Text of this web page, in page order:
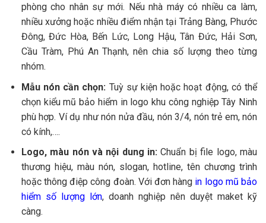
phòng cho nhân sự mới. Nếu nhà máy có nhiều ca làm,
nhiều xưởng hoặc nhiều điểm nhận tại Trảng Bàng, Phước
Đông, Đức Hòa, Bến Lức, Long Hậu, Tân Đức, Hải Sơn,
Cầu Tràm, Phú An Thạnh, nên chia số lượng theo từng
nhóm.
Mẫu nón cần chọn: Tuỳ sự kiện hoặc hoạt động, có thể
chọn kiểu mũ bảo hiểm in logo khu công nghiệp Tây Ninh
phù hợp. Ví dụ như nón nửa đầu, nón 3/4, nón trẻ em, nón
có kính,….
Logo, màu nón và nội dung in: Chuẩn bị file logo, màu
thương hiệu, màu nón, slogan, hotline, tên chương trình
hoặc thông điệp công đoàn. Với đơn hàng in logo mũ bảo
hiểm số lượng lớn, doanh nghiệp nên duyệt maket kỹ
càng.